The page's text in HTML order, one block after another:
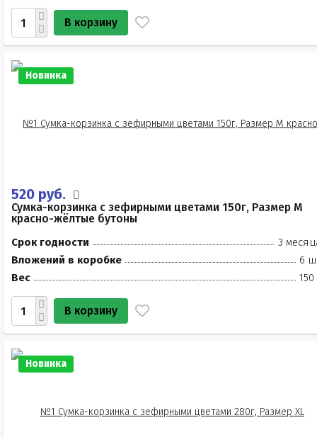
В корзину
Новинка
520 руб.
Сумка-корзинка с зефирными цветами 150г, Размер М
красно-жёлтые бутоны
Срок годности
3
Вложений в коробке
6
Вес
150
В корзину
Новинка